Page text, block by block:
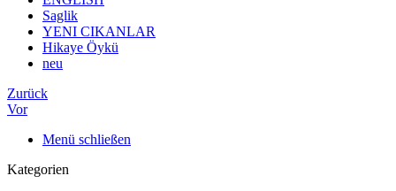
Saglik
YENI CIKANLAR
Hikaye Öykü
neu
Zurück
Vor
Menü schließen
Kategorien